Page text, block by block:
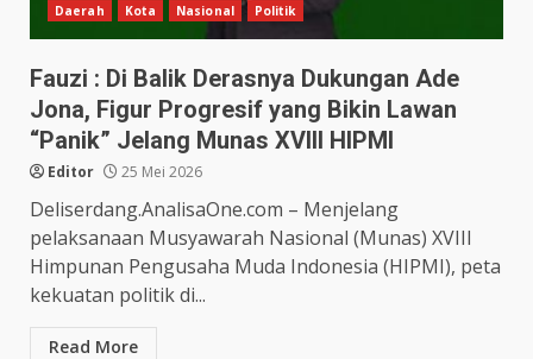
Daerah Kota Nasional Politik
Fauzi : Di Balik Derasnya Dukungan Ade
Jona, Figur Progresif yang Bikin Lawan
“Panik” Jelang Munas XVIII HIPMI
Editor 25 Mei 2026
Deliserdang.AnalisaOne.com – Menjelang
pelaksanaan Musyawarah Nasional (Munas) XVIII
Himpunan Pengusaha Muda Indonesia (HIPMI), peta
kekuatan politik di...
Read More